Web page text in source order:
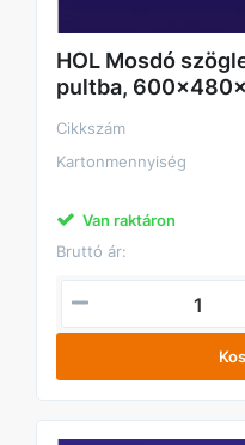
HOL Mosdó
pultba,
Cikkszám
Kartonmennyiség
Van raktáron
Bruttó ár: